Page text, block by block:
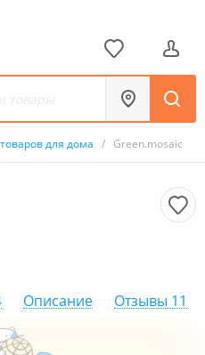
для дома / Green.mosaic
Описание Отзывы 11